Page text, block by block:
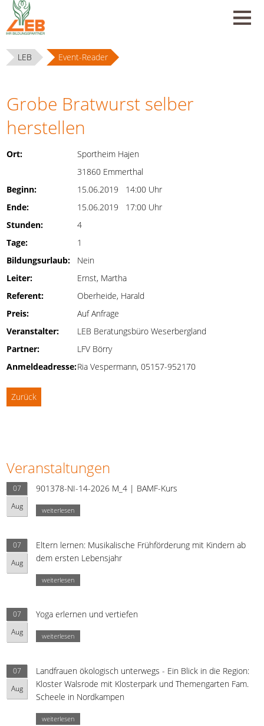
LEB Event-Reader
Grobe Bratwurst selber
herstellen
Ort:
Sportheim Hajen
31860 Emmerthal
Beginn:
15.06.2019 14:00 Uhr
Ende:
15.06.2019 17:00 Uhr
Stunden:
4
Tage:
1
Bildungsurlaub:
Nein
Leiter:
Ernst, Martha
Referent:
Oberheide, Harald
Preis:
Auf Anfrage
Veranstalter:
LEB Beratungsbüro Weserbergland
Partner:
LFV Börry
Anmeldeadresse:Ria Vespermann, 05157-952170
Zurück
Veranstaltungen
07
Aug
901378-NI-14-2026 M_4 | BAMF-Kurs
weiterlesen
07
Aug
Eltern lernen: Musikalische Frühförderung mit Kindern ab
dem ersten Lebensjahr
weiterlesen
07
Aug
Yoga erlernen und vertiefen
weiterlesen
07
Aug
Landfrauen ökologisch unterwegs - Ein Blick in die Region:
Kloster Walsrode mit Klosterpark und Themengarten Fam.
Scheele in Nordkampen
weiterlesen